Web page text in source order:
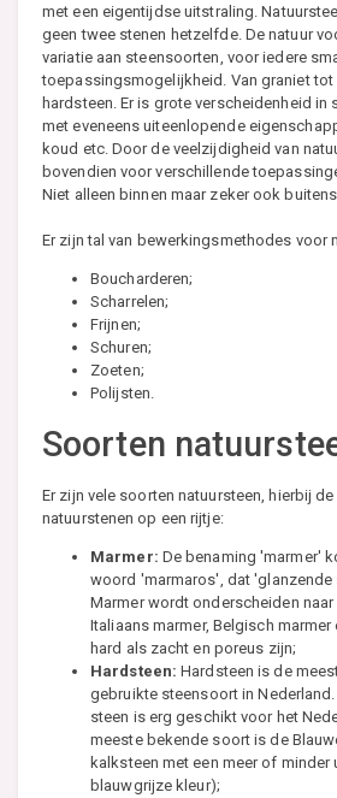
met een eigentijdse uitstraling.
geen twee stenen hetzelfde. De natuur
variatie aan steensoorten, voor iedere
toepassingsmogelijkheid. Van graniet
hardsteen. Er is grote verscheidenheid in
met eveneens uiteenlopende
koud etc. Door de veelzijdigheid van
bovendien voor verschillende
Niet alleen binnen maar zeker ook
Er zijn tal van bewerkingsmethodes voor
Boucharderen;
Scharrelen;
Frijnen;
Schuren;
Zoeten;
Polijsten.
Soorten
Er zijn vele soorten natuursteen, hierbij
natuurstenen op een rijtje:
Marmer: De benaming 'marmer'
woord 'marmaros', dat 'glanzende
Marmer wordt onderscheiden
Italiaans marmer, Belgisch marmer
hard als zacht en poreus zijn;
Hardsteen: Hardsteen is de
gebruikte steensoort in
steen is erg geschikt voor het
meeste bekende soort is de
kalksteen met een meer of minder
blauwgrijze kleur);